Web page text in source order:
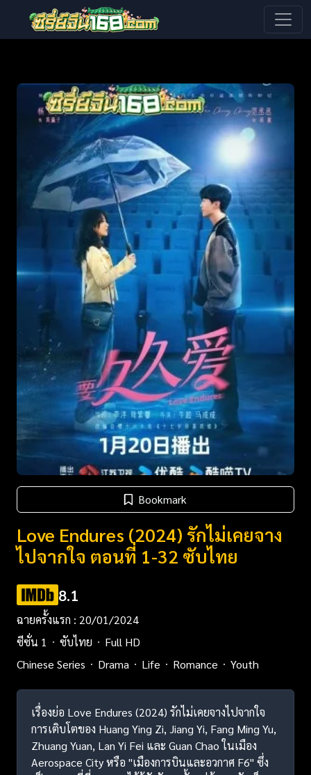
Bookmark
Love Endures (2024) รักไม่เคยจาง
ไปจากใจ ตอนที่ 1-32 ซับไทย
8.1
ฉายครั้งแรก : 20/01/2024
ซีซั่น 1
ซับไทย
Full HD
Chinese Series
Drama Life Romance Youth
เรื่องย่อ Love Endures (2024) รักไม่เคยจางไปจากใจ
การเติบโตของ Huang Ying Zi, Jiang Yi, Fang Ming Yu,
Zhuang Yuan, Lan Yi Fei และ Guan Chao ในเมือง
Aerospace City หรือ "เมืองการบินและอวกาศ F6" ซึ่ง